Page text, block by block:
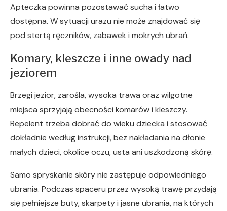
Apteczka powinna pozostawać sucha i łatwo
dostępna. W sytuacji urazu nie może znajdować się
pod stertą ręczników, zabawek i mokrych ubrań.
Komary, kleszcze i inne owady nad
jeziorem
Brzegi jezior, zarośla, wysoka trawa oraz wilgotne
miejsca sprzyjają obecności komarów i kleszczy.
Repelent trzeba dobrać do wieku dziecka i stosować
dokładnie według instrukcji, bez nakładania na dłonie
małych dzieci, okolice oczu, usta ani uszkodzoną skórę.
Samo spryskanie skóry nie zastępuje odpowiedniego
ubrania. Podczas spaceru przez wysoką trawę przydają
się pełniejsze buty, skarpety i jasne ubrania, na których